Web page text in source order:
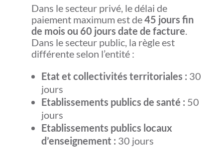
Dans le secteur privé, le délai de
paiement maximum est de45 jours fin
de mois ou 60 jours date de facture.
Dans le secteur public, la règle est
différente selon l’entité :
Etat et collectivités territoriales : 30
jours
Etablissements publics de santé : 50
jours
Etablissements publics locaux
d’enseignement : 30 jours